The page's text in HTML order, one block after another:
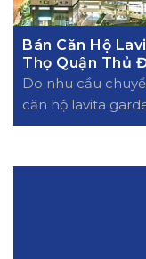
Bán Căn Hộ
Thọ Quận Thủ
Do nhu cầu
căn hộ lavita